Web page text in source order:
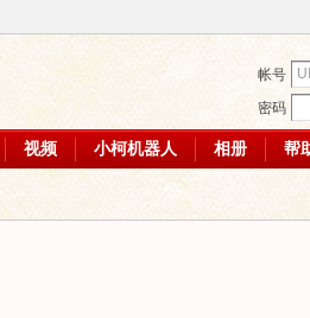
帐号
密码
视频 小柯机器人 相册 帮